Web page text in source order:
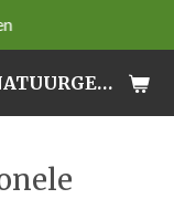
SCHOOL VOOR WESTERSE NATUURGENEESWIJZEN